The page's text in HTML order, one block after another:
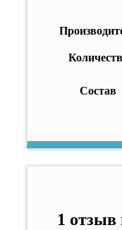
Состав
1 отзыв